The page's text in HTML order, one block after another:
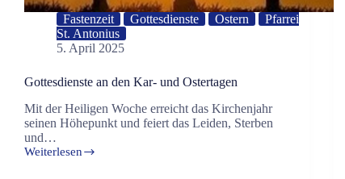
Fastenzeit Gottesdienste Ostern
Pfarrei
St. Antonius
5. April 2025
Gottesdienste an den Kar- und Ostertagen
Mit der Heiligen Woche erreicht das Kirchenjahr
seinen Höhepunkt und feiert das Leiden, Sterben
und…
Weiterlesen
Gottesdienste